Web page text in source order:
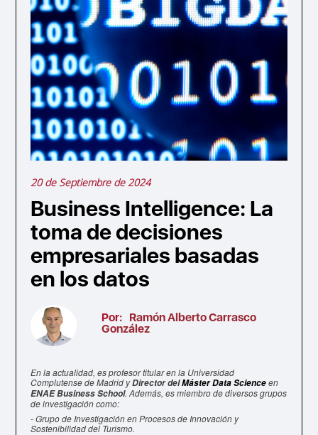
20 de Septiembre de 2024
Business Intelligence: La
toma de decisiones
empresariales basadas
en los datos
Por: Ramón Alberto Carrasco
González
En la actualidad, es profesor titular en la Universidad
Complutense de Madrid yDirector delMáster Data Science en
ENAE Business School. Además, es miembro de diversos grupos
de investigación como:
- Grupo de Investigación en Procesos de Innovación y
Sostenibilidad del Turismo.